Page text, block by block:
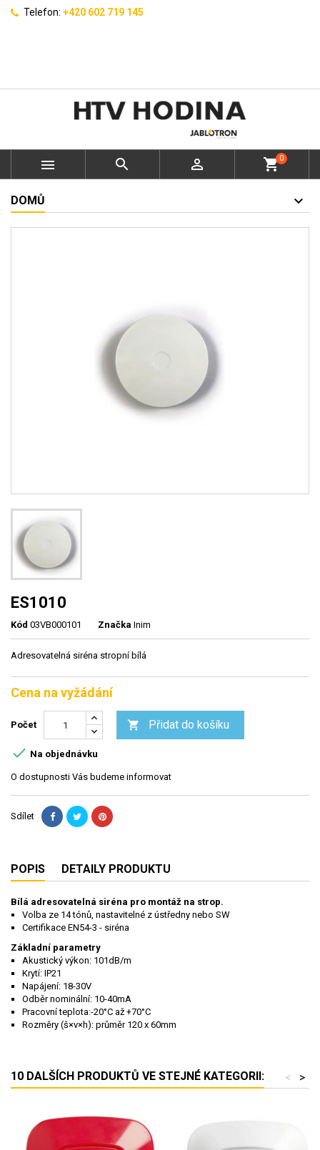
Telefon: +420 602 719 145
   shopping_cart0
DOMŮ
ES1010
Kód 03VB000101 Značka Inim
Adresovatelná siréna stropní bílá
Cena na vyžádání
Počet  Přidat do košíku
 Na objednávku
O dostupnosti Vás budeme informovat
Sdílet
POPIS DETAILY PRODUKTU
Bílá adresovatelná siréna pro montáž na strop.
Volba ze 14 tónů, nastavitelné z ústředny nebo SW
Certifikace EN54-3 - siréna
Základní parametry
Akustický výkon: 101dB/m
Krytí: IP21
Napájení: 18-30V
Odběr nominální: 10-40mA
Pracovní teplota:-20°C až +70°C
Rozměry (š×v×h): průměr 120 x 60mm
10 DALŠÍCH PRODUKTŮ VE STEJNÉ KATEGORII: >
<